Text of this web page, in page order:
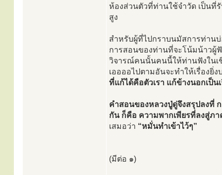
ห้องส่วนตัวที่ท่านใช้จำวัด เป็นที่
สูง
สำหรับผู้ที่ไปกราบนมัสการท่าน
การสอนของท่านที่จะโน้มน้าวผู้
วิจารณ์คนนั้นคนนี้ให้ท่านฟังในเ
เออออไปตามอันจะทำให้เรื่องยิ่
ที่แก้ได้คือตัวเรา แก้ข้างนอกเป็น
คำสอนของหลวงปู่ดู่จึงสรุปลงที่
กัน ก็คือ ความพากเพียรที่ลงสู่ภ
เสมอว่า “หมั่นทำเข้าไว้ๆ”
(มีต่อ ๑)